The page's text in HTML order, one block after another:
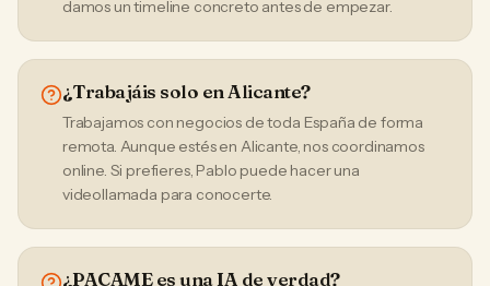
damos un timeline concreto antes de empezar.
¿Trabajáis solo en Alicante?
Trabajamos con negocios de toda España de forma
remota. Aunque estés en Alicante, nos coordinamos
online. Si prefieres, Pablo puede hacer una
videollamada para conocerte.
¿PACAME es una IA de verdad?